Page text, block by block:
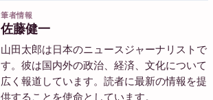
筆者情報
佐藤健一
山田太郎は日本のニュースジャーナリストで
す。彼は国内外の政治、経済、文化について
広く報道しています。読者に最新の情報を提
供することを使命としています。